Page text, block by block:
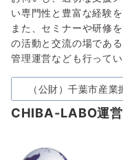
い専門性と豊富な経験
また、セミナーや研修
の活動と交流の場であ
管理運営なども行ってい
（公財）千葉市産業
CHIBA-LABO運